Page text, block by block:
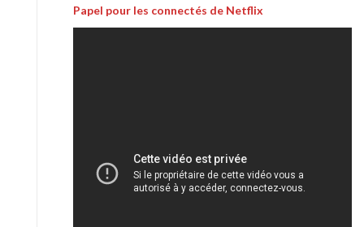
Papel pour les connectés de Netflix